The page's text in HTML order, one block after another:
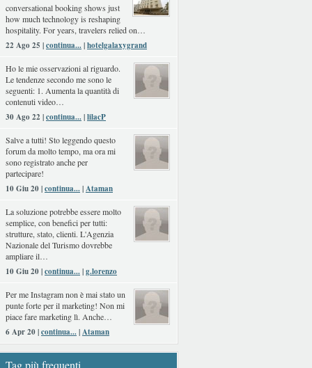
conversational booking shows just
how much technology is reshaping
hospitality. For years, travelers relied on…
22 Ago 25 |continua...|hotelgalaxygrand
Ho le mie osservazioni al riguardo.
Le tendenze secondo me sono le
seguenti: 1. Aumenta la quantità di
contenuti video…
30 Ago 22 |continua...|lilacP
Salve a tutti! Sto leggendo questo
forum da molto tempo, ma ora mi
sono registrato anche per
partecipare!
10 Giu 20 |continua...|Ataman
La soluzione potrebbe essere molto
semplice, con benefici per tutti:
strutture, stato, clienti. L'Agenzia
Nazionale del Turismo dovrebbe
ampliare il…
10 Giu 20 |continua...|g.lorenzo
Per me Instagram non è mai stato un
punte forte per il marketing! Non mi
piace fare marketing lì. Anche…
6 Apr 20 |continua...|Ataman
Tag più frequenti